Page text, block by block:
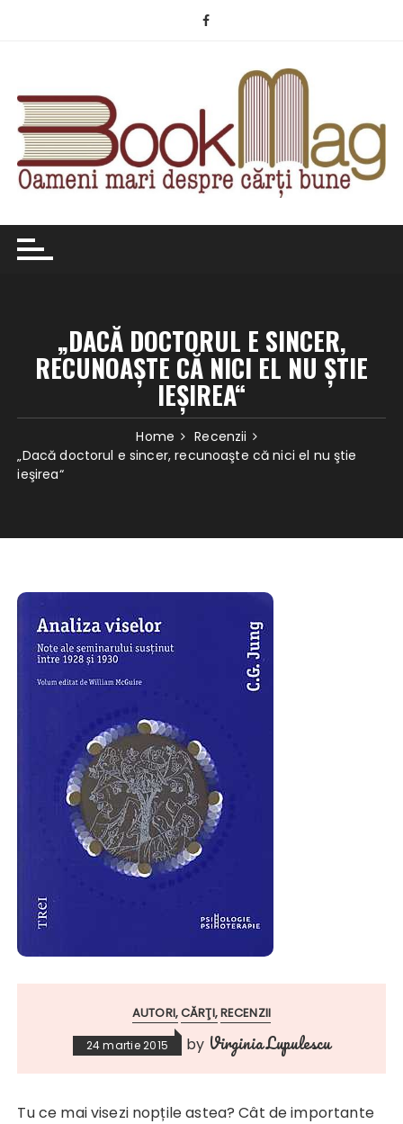
„DACĂ DOCTORUL E SINCER,
RECUNOAŞTE CĂ NICI EL NU ŞTIE
IEŞIREA“
Home
Recenzii
„Dacă doctorul e sincer, recunoaşte că nici el nu ştie
ieşirea“
AUTORI CĂRŢI RECENZII
24 martie 2015 by Virginia Lupulescu
Tu ce mai visezi nopțile astea? Cât de importante